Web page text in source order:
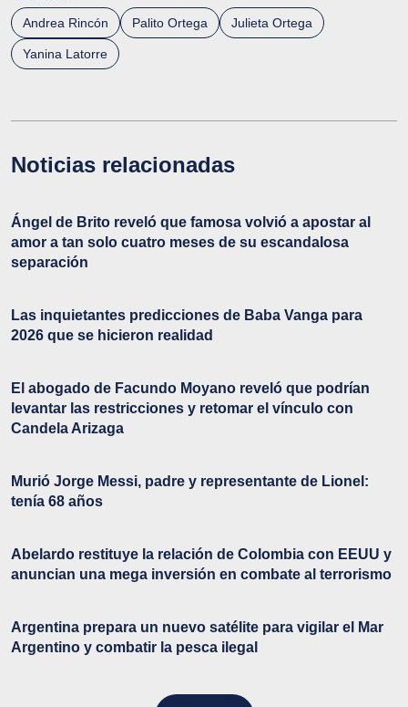
Andrea Rincón Palito Ortega Julieta Ortega
Yanina Latorre
Noticias relacionadas
Ángel de Brito reveló que famosa volvió a apostar al
amor a tan solo cuatro meses de su escandalosa
separación
Las inquietantes predicciones de Baba Vanga para
2026 que se hicieron realidad
El abogado de Facundo Moyano reveló que podrían
levantar las restricciones y retomar el vínculo con
Candela Arizaga
Murió Jorge Messi, padre y representante de Lionel:
tenía 68 años
Abelardo restituye la relación de Colombia con EEUU y
anuncian una mega inversión en combate al terrorismo
Argentina prepara un nuevo satélite para vigilar el Mar
Argentino y combatir la pesca ilegal